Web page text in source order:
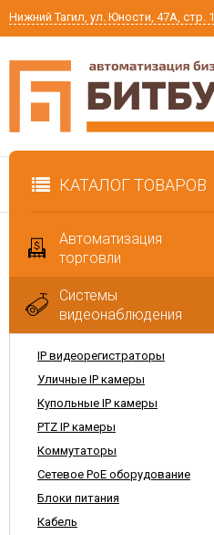
Нижний Тагил, ул. Юности, 47А, стр. 1
КАТАЛОГ ТОВАРОВ
Автоматизация
торговли
Системы
видеонаблюдения
IP видеорегистраторы
Уличные IP камеры
Купольные IP камеры
PTZ IP камеры
Коммутаторы
Сетевое PoE оборудование
Блоки питания
Кабель